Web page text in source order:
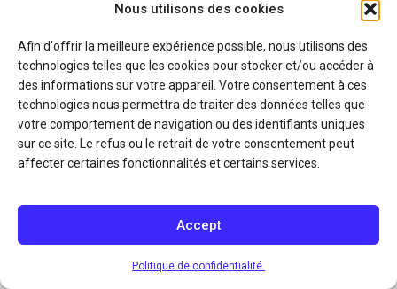
Nous utilisons des cookies
Afin d'offrir la meilleure expérience possible, nous utilisons des
technologies telles que les cookies pour stocker et/ou accéder à
des informations sur votre appareil. Votre consentement à ces
technologies nous permettra de traiter des données telles que
votre comportement de navigation ou des identifiants uniques
sur ce site. Le refus ou le retrait de votre consentement peut
affecter certaines fonctionnalités et certains services.
Accept
Politique de confidentialité
Cette ressource est réalisée grâce au soutien financier du gouvernement de
l’Ontario et du gouvernement du Canada par l’entremise du ministère du
Patrimoine canadien
Politique de confidentialité